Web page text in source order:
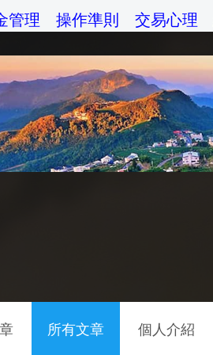
管理 操作準則 交易心理
所有文章 個人介紹